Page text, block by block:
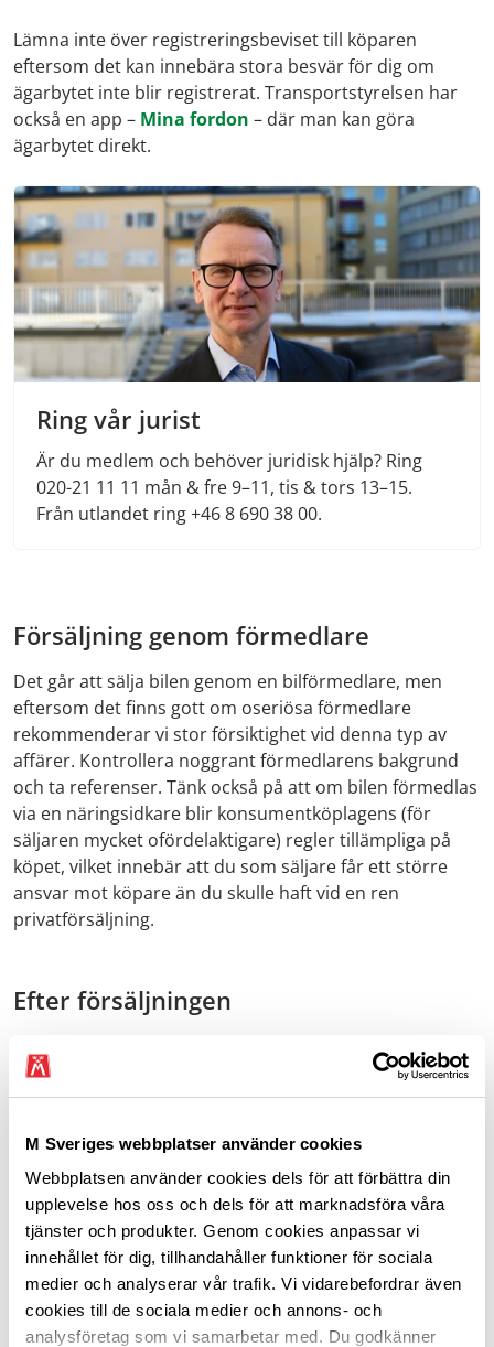
M Sveriges webbplatser använder cookies
Webbplatsen använder cookies dels för att förbättra din
upplevelse hos oss och dels för att marknadsföra våra
tjänster och produkter. Genom cookies anpassar vi
innehållet för dig, tillhandahåller funktioner för sociala
medier och analyserar vår trafik. Vi vidarebefordrar även
cookies till de sociala medier och annons- och
analysföretag som vi samarbetar med. Du godkänner
Lämna inte över registreringsbeviset till köparen
eftersom det kan innebära stora besvär för dig om
ägarbytet inte blir registrerat. Transportstyrelsen har
också en app – Mina fordon – där man kan göra
ägarbytet direkt.
Ring vår jurist
Är du medlem och behöver juridisk hjälp? Ring
020-21 11 11 mån & fre 9–11, tis & tors 13–15.
Från utlandet ring +46 8 690 38 00.
Försäljning genom förmedlare
Det går att sälja bilen genom en bilförmedlare, men
eftersom det finns gott om oseriösa förmedlare
rekommenderar vi stor försiktighet vid denna typ av
affärer. Kontrollera noggrant förmedlarens bakgrund
och ta referenser. Tänk också på att om bilen förmedlas
via en näringsidkare blir konsumentköplagens (för
säljaren mycket ofördelaktigare) regler tillämpliga på
köpet, vilket innebär att du som säljare får ett större
ansvar mot köpare än du skulle haft vid en ren
privatförsäljning.
Efter försäljningen
Även om du säljer bilen ”i befintligt skick” eller med
liknande förbehåll kan du bli ansvarig för fel som bilen
haft vid köpet, nämligen om:
Du kände till att bilen var behäftad med fel och inte
upplyste köparen om dessa.
De uppgifter som du har lämnat om bilens skick
och funktioner visar sig vara felaktiga
Bilen var i väsentligt sämre skick än köparen med
fog kunnat förutsätta med hänsyn till bilens ålder,
körsträcka, pris och övriga omständigheter.